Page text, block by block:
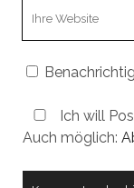
Ich will
Auch möglich: